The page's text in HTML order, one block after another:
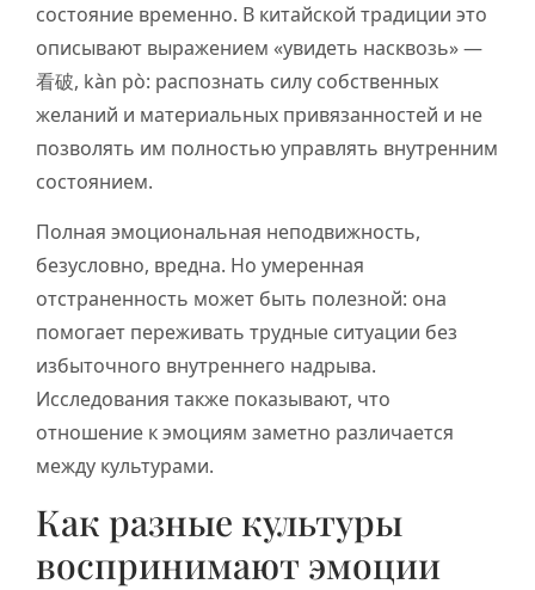
состояние временно. В китайской традиции это
описывают выражением «увидеть насквозь» —
看破, kàn pò: распознать силу собственных
желаний и материальных привязанностей и не
позволять им полностью управлять внутренним
состоянием.
Полная эмоциональная неподвижность,
безусловно, вредна. Но умеренная
отстраненность может быть полезной: она
помогает переживать трудные ситуации без
избыточного внутреннего надрыва.
Исследования также показывают, что
отношение к эмоциям заметно различается
между культурами.
Как разные культуры
воспринимают эмоции